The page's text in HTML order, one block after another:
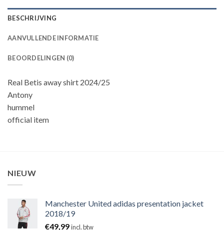
BESCHRIJVING
AANVULLENDE INFORMATIE
BEOORDELINGEN (0)
Real Betis away shirt 2024/25
Antony
hummel
official item
NIEUW
Manchester United adidas presentation jacket
2018/19
€49,99incl. btw